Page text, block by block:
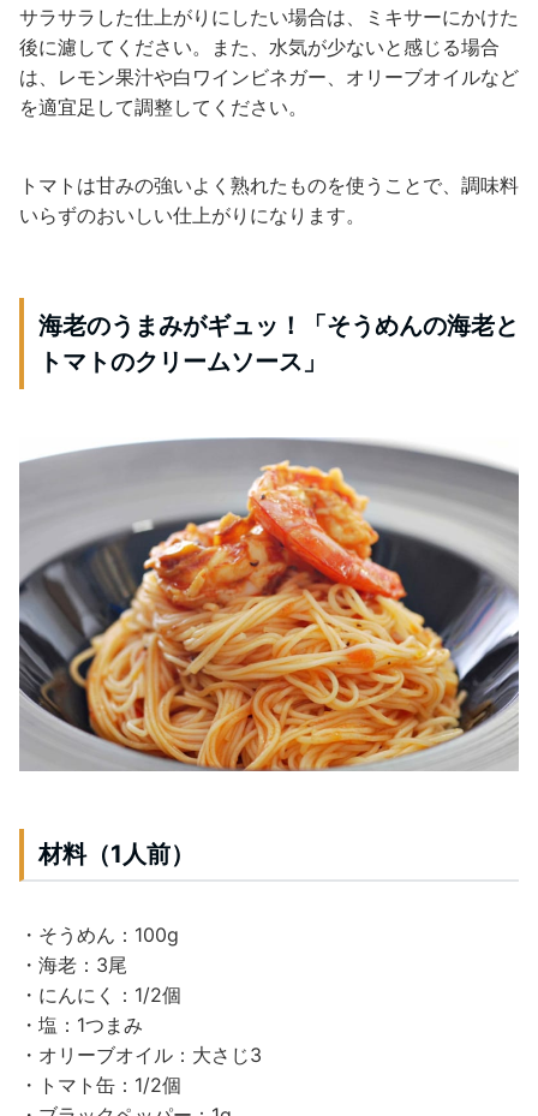
サラサラした仕上がりにしたい場合は、ミキサーにかけた
後に濾してください。また、水気が少ないと感じる場合
は、レモン果汁や白ワインビネガー、オリーブオイルなど
を適宜足して調整してください。
トマトは甘みの強いよく熟れたものを使うことで、調味料
いらずのおいしい仕上がりになります。
海老のうまみがギュッ！「そうめんの海老と
トマトのクリームソース」
材料（1人前）
・そうめん：100g
・海老：3尾
・にんにく：1/2個
・塩：1つまみ
・オリーブオイル：大さじ3
・トマト缶：1/2個